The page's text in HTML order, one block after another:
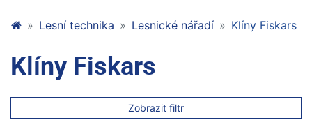
Lesní technika Lesnické nářadí Klíny Fiskars
Klíny Fiskars
Zobrazit filtr